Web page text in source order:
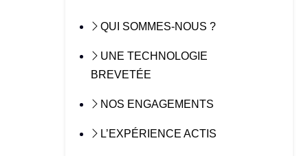
QUI SOMMES-NOUS ?
UNE TECHNOLOGIE
BREVETÉE
NOS ENGAGEMENTS
L’EXPÉRIENCE ACTIS